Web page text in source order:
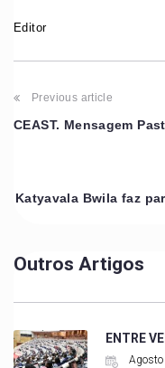
Editor
Previous article
CEAST. Mensagem
Katyavala Bwila faz
Outros Artigos
ENTRE